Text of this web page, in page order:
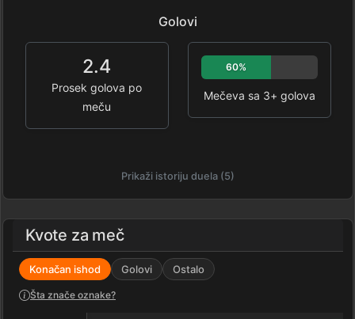
Golovi
2.4
Prosek golova po
meču
60%
Mečeva sa 3+ golova
Prikaži istoriju duela (5)
Kvote za meč
Konačan ishod Golovi Ostalo
Šta znače oznake?